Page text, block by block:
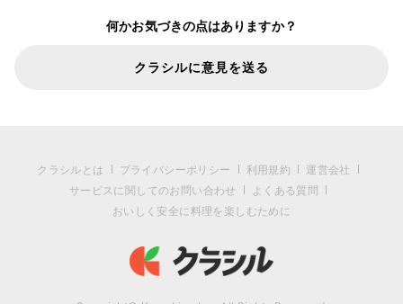
何かお気づきの点はありますか？
クラシルに意見を送る
クラシルとは プライバシーポリシー 利用規約
運営会社
サービスに関してのお問い合わせ
よくある質問
おいしく安全に料理を楽しむために